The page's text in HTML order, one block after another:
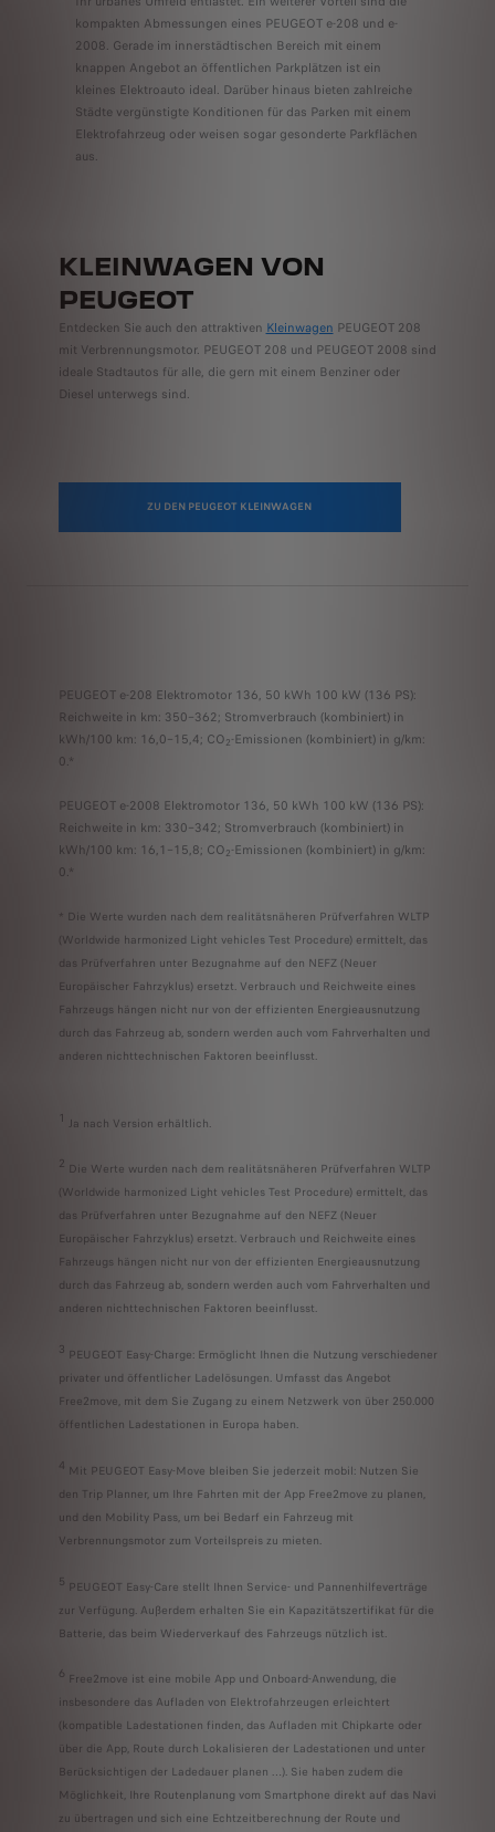
kompakten Abmessungen eines PEUGEOT e-208 und e-
2008. Gerade im innerstädtischen Bereich mit einem
knappen Angebot an öffentlichen Parkplätzen ist ein
kleines Elektroauto ideal. Darüber hinaus bieten zahlreiche
Städte vergünstigte Konditionen für das Parken mit einem
Elektrofahrzeug oder weisen sogar gesonderte Parkflächen
aus.
KLEINWAGEN VON
PEUGEOT
Entdecken Sie auch den attraktiven Kleinwagen PEUGEOT 208
mit Verbrennungsmotor. PEUGEOT 208 und PEUGEOT 2008 sind
ideale Stadtautos für alle, die gern mit einem Benziner oder
Diesel unterwegs sind.
ZU DEN PEUGEOT KLEINWAGEN
PEUGEOT e-208 Elektromotor 136, 50 kWh 100 kW (136 PS):
Reichweite in km: 350–362; Stromverbrauch (kombiniert) in
kWh/100 km: 16,0–15,4; CO2-Emissionen (kombiniert) in g/km:
0.*
PEUGEOT e-2008 Elektromotor 136, 50 kWh 100 kW (136 PS):
Reichweite in km: 330–342; Stromverbrauch (kombiniert) in
kWh/100 km: 16,1–15,8; CO2-Emissionen (kombiniert) in g/km:
0.*
* Die Werte wurden nach dem realitätsnäheren Prüfverfahren WLTP
(Worldwide harmonized Light vehicles Test Procedure) ermittelt, das
das Prüfverfahren unter Bezugnahme auf den NEFZ (Neuer
Europäischer Fahrzyklus) ersetzt. Verbrauch und Reichweite eines
Fahrzeugs hängen nicht nur von der effizienten Energieausnutzung
durch das Fahrzeug ab, sondern werden auch vom Fahrverhalten und
anderen nichttechnischen Faktoren beeinflusst.
1 Ja nach Version erhältlich.
2 Die Werte wurden nach dem realitätsnäheren Prüfverfahren WLTP
(Worldwide harmonized Light vehicles Test Procedure) ermittelt, das
das Prüfverfahren unter Bezugnahme auf den NEFZ (Neuer
Europäischer Fahrzyklus) ersetzt. Verbrauch und Reichweite eines
Fahrzeugs hängen nicht nur von der effizienten Energieausnutzung
durch das Fahrzeug ab, sondern werden auch vom Fahrverhalten und
anderen nichttechnischen Faktoren beeinflusst.
3 PEUGEOT Easy-Charge: Ermöglicht Ihnen die Nutzung verschiedener
privater und öffentlicher Ladelösungen. Umfasst das Angebot
Free2move, mit dem Sie Zugang zu einem Netzwerk von über 250.000
öffentlichen Ladestationen in Europa haben.
4 Mit PEUGEOT Easy-Move bleiben Sie jederzeit mobil: Nutzen Sie
den Trip Planner, um Ihre Fahrten mit der App Free2move zu planen,
und den Mobility Pass, um bei Bedarf ein Fahrzeug mit
Verbrennungsmotor zum Vorteilspreis zu mieten.
5 PEUGEOT Easy-Care stellt Ihnen Service- und Pannenhilfeverträge
zur Verfügung. Außerdem erhalten Sie ein Kapazitätszertifikat für die
Batterie, das beim Wiederverkauf des Fahrzeugs nützlich ist.
6 Free2move ist eine mobile App und Onboard-Anwendung, die
insbesondere das Aufladen von Elektrofahrzeugen erleichtert
(kompatible Ladestationen finden, das Aufladen mit Chipkarte oder
über die App, Route durch Lokalisieren der Ladestationen und unter
Berücksichtigen der Ladedauer planen …). Sie haben zudem die
Möglichkeit, Ihre Routenplanung vom Smartphone direkt auf das Navi
zu übertragen und sich eine Echtzeitberechnung der Route und